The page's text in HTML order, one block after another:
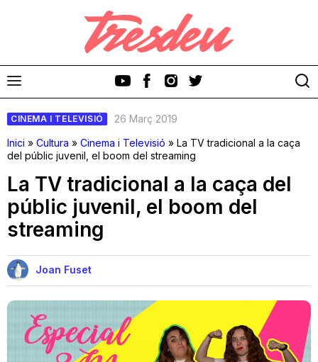
Discos
Festivals
Teatre
CINEMA I TELEVISIÓ
26 Març 2019
Inici » Cultura » Cinema i Televisió » La TV tradicional a la caça
del públic juvenil, el boom del streaming
La TV tradicional a la caça del
públic juvenil, el boom del
streaming
Joan Fuset